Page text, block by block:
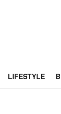
LIFESTYLE